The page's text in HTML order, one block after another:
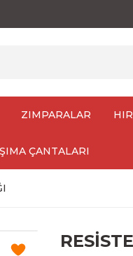
ZIMPARALAR
ÇANTALARI